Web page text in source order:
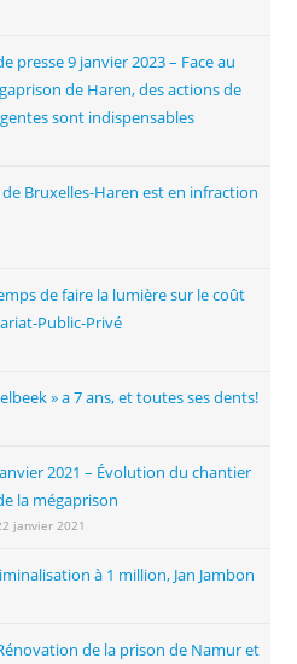
presse 9 janvier 2023 – Face au
de Haren, des actions de
sont indispensables
Bruxelles-Haren est en infraction
de faire la lumière sur le coût
Public-Privé
» a 7 ans, et toutes ses dents!
2021 – Évolution du chantier
la mégaprison
janvier 2021
à 1 million, Jan Jambon
de la prison de Namur et